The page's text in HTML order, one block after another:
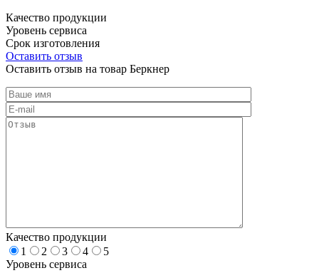
Качество продукции
Уровень сервиса
Срок изготовления
Оставить отзыв
Оставить отзыв на товар Беркнер
Качество продукции
1
2 3 4
5
Уровень сервиса